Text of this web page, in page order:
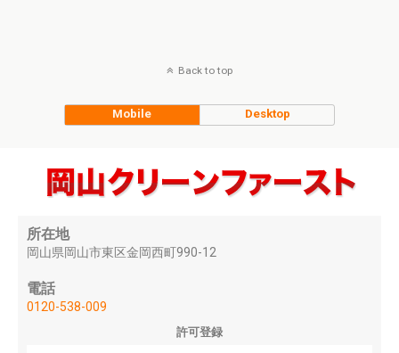
Back to top
Mobile Desktop
所在地
岡山県岡山市東区金岡西町990-12
電話
0120-538-009
許可登録